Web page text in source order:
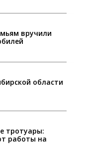
вручили
области
тротуары:
работы на